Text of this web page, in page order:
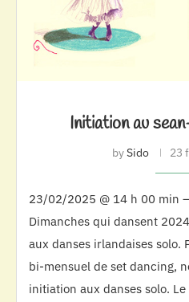
Initiation au
bySido 23
23/02/2025 @ 14 h 00 min
Dimanches qui dansent
aux danses irlandaises solo.
bi-mensuel de set dancing,
initiation aux danses solo.